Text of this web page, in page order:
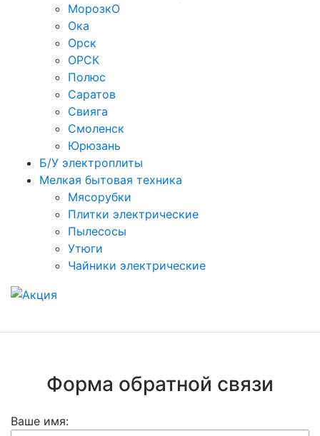
МорозкО
Ока
Орск
ОРСК
Полюс
Саратов
Свияга
Смоленск
Юрюзань
Б/У электроплиты
Мелкая бытовая техника
Мясорубки
Плитки электрические
Пылесосы
Утюги
Чайники электрические
Форма обратной связи
Ваше имя: